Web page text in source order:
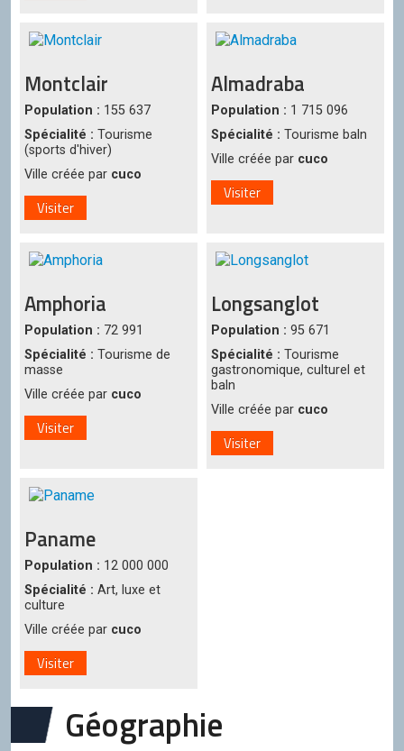
Montclair
Population : 155 637
Spécialité : Tourisme
(sports d'hiver)
Ville créée par cuco
Visiter
Almadraba
Population : 1 715 096
Spécialité : Tourisme baln
Ville créée par cuco
Visiter
Amphoria
Population : 72 991
Spécialité : Tourisme de
masse
Ville créée par cuco
Visiter
Longsanglot
Population : 95 671
Spécialité : Tourisme
gastronomique, culturel et
baln
Ville créée par cuco
Visiter
Paname
Population : 12 000 000
Spécialité : Art, luxe et
culture
Ville créée par cuco
Visiter
Géographie